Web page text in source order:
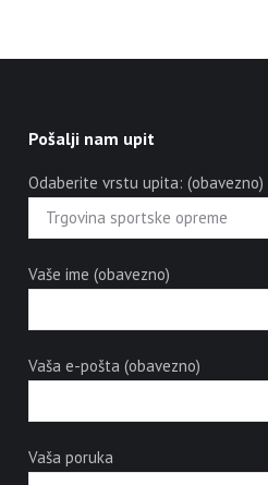
Pošalji nam upit
Odaberite vrstu upita: (obavezno)
Vaše ime (obavezno)
Vaša e-pošta (obavezno)
Vaša poruka